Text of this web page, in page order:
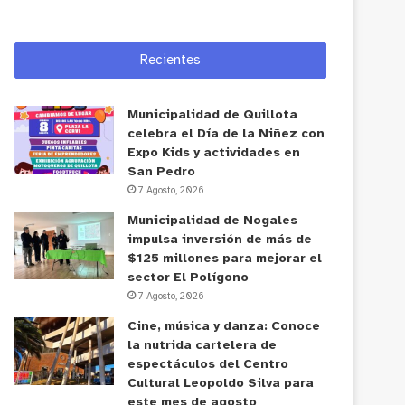
Recientes
Municipalidad de Quillota
celebra el Día de la Niñez con
Expo Kids y actividades en
San Pedro
7 Agosto, 2026
Municipalidad de Nogales
impulsa inversión de más de
$125 millones para mejorar el
sector El Polígono
7 Agosto, 2026
Cine, música y danza: Conoce
la nutrida cartelera de
espectáculos del Centro
Cultural Leopoldo Silva para